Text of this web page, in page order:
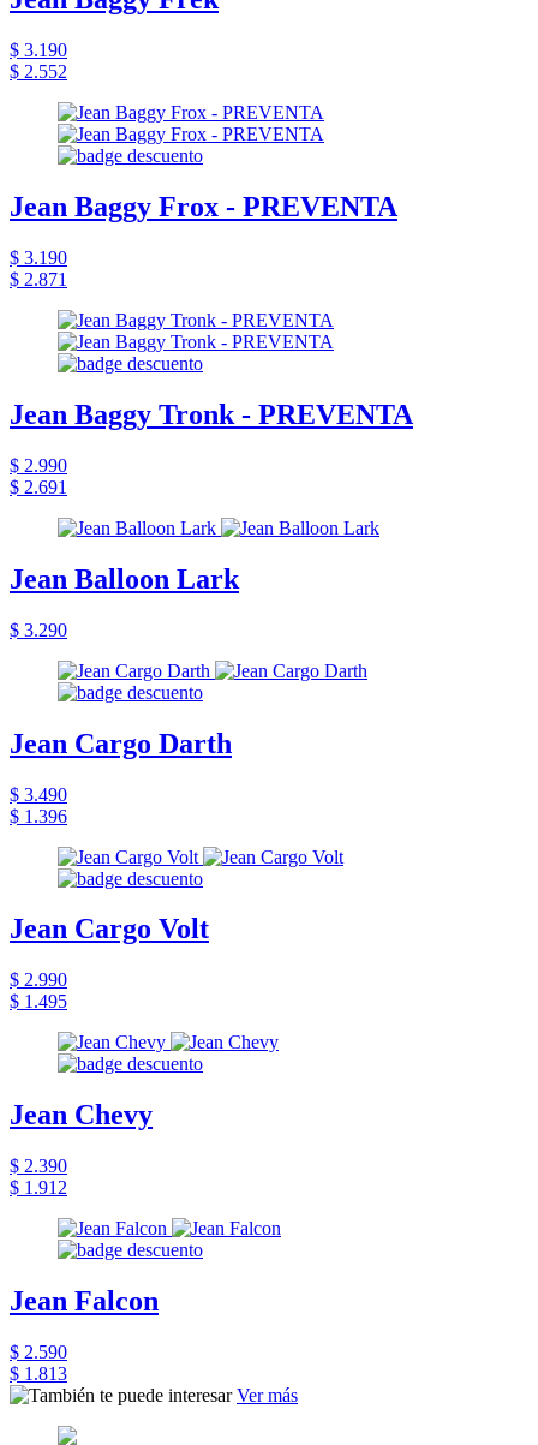
$ 3.190
$ 2.552
Jean Baggy Frox - PREVENTA
$ 3.190
$ 2.871
Jean Baggy Tronk - PREVENTA
$ 2.990
$ 2.691
Jean Balloon Lark
$ 3.290
Jean Cargo Darth
$ 3.490
$ 1.396
Jean Cargo Volt
$ 2.990
$ 1.495
Jean Chevy
$ 2.390
$ 1.912
Jean Falcon
$ 2.590
$ 1.813
Ver más